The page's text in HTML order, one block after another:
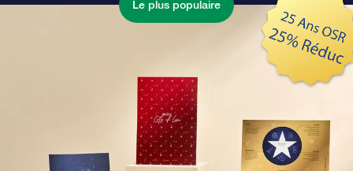
Le plus populaire